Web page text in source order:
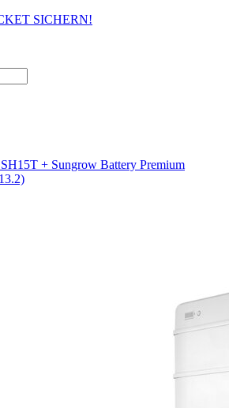
SICHERN!
+ Sungrow Battery Premium